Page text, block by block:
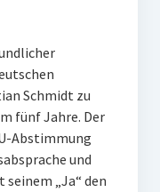
Schmidt zu
fünf Jahre. Der
Abstimmung
und
„Ja“ den